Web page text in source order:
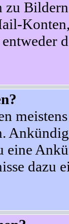
eine
dazu